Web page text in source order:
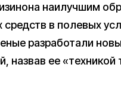
наилучшим
в полевых
разработали
назвав ее